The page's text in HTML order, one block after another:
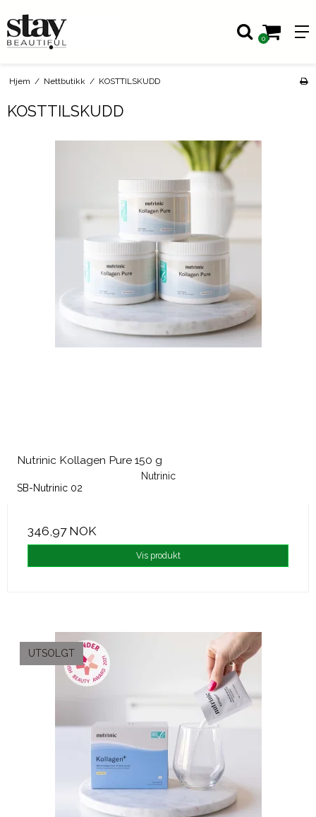
0
Hjem / Nettbutikk / KOSTTILSKUDD
KOSTTILSKUDD
Nutrinic Kollagen Pure 150 g
Nutrinic
SB-Nutrinic 02
346,97 NOK
Vis produkt
UTSOLGT